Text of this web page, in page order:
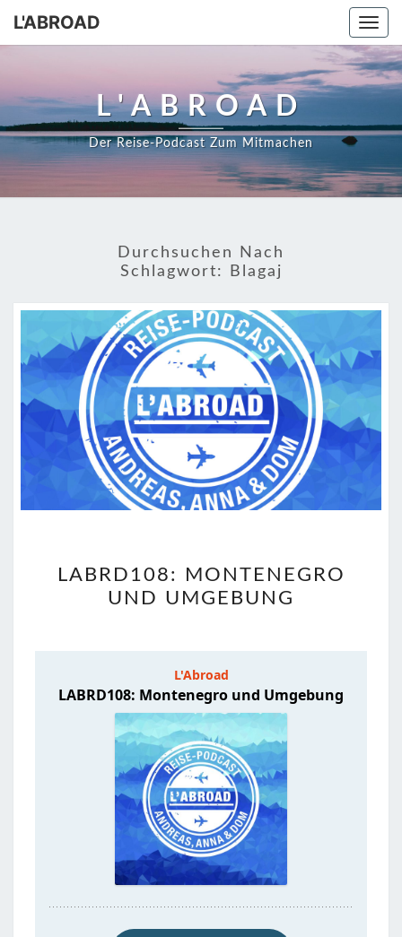
Skip
L'ABROAD
L'ABROAD
Der Reise-Podcast Zum Mitmachen
Durchsuchen Nach
Schlagwort:
Blagaj
MONTENEGRO
UND
LABRD108: MONTENEGRO
UND UMGEBUNG